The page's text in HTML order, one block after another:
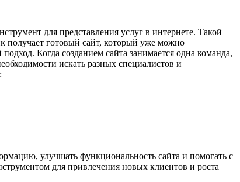
для представления услуг в интернете. Такой
получает готовый сайт, который уже можно
Когда созданием сайта занимается одна команда,
искать разных специалистов и
улучшать функциональность сайта и помогать с
для привлечения новых клиентов и роста